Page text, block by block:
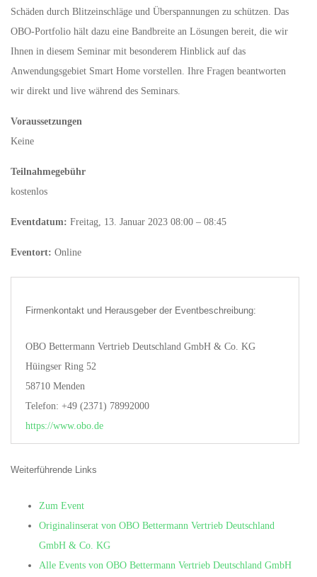
Schäden durch Blitzeinschläge und Überspannungen zu schützen. Das
OBO-Portfolio hält dazu eine Bandbreite an Lösungen bereit, die wir
Ihnen in diesem Seminar mit besonderem Hinblick auf das
Anwendungsgebiet Smart Home vorstellen. Ihre Fragen beantworten
wir direkt und live während des Seminars.
Voraussetzungen
Keine
Teilnahmegebühr
kostenlos
Eventdatum: Freitag, 13. Januar 2023 08:00 – 08:45
Eventort: Online
Firmenkontakt und Herausgeber der Eventbeschreibung:
OBO Bettermann Vertrieb Deutschland GmbH & Co. KG
Hüingser Ring 52
58710 Menden
Telefon: +49 (2371) 78992000
https://www.obo.de
Weiterführende Links
Zum Event
Originalinserat von OBO Bettermann Vertrieb Deutschland
GmbH & Co. KG
Alle Events von OBO Bettermann Vertrieb Deutschland GmbH